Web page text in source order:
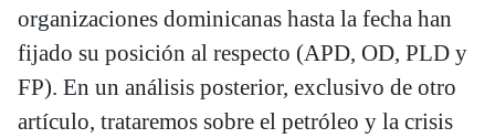
organizaciones dominicanas hasta la fecha han
fijado su posición al respecto (APD, OD, PLD y
FP). En un análisis posterior, exclusivo de otro
artículo, trataremos sobre el petróleo y la crisis